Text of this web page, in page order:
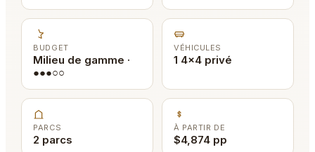
BUDGET
Milieu de gamme ·
●●●○○
VÉHICULES
1 4x4 privé
PARCS
2 parcs
À PARTIR DE
$4,874 pp